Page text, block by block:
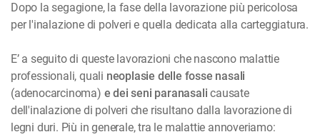
Dopo la segagione, la fase della lavorazione più pericolosa
per l'inalazione di polveri e quella dedicata alla carteggiatura.
E’ a seguito di queste lavorazioni che nascono malattie
professionali, quali neoplasie delle fosse nasali
(adenocarcinoma) e dei seni paranasali causate
dell'inalazione di polveri che risultano dalla lavorazione di
legni duri. Più in generale, tra le malattie annoveriamo: